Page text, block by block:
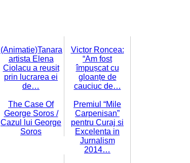
(Animatie)Tanara
artista Elena
Ciolacu a reusit
prin lucrarea ei
de…
Victor Roncea:
“Am fost
împușcat cu
gloanțe de
cauciuc de…
The Case Of
George Soros /
Cazul lui George
Soros
Premiul “Mile
Carpenisan”
pentru Curaj si
Excelenta in
Jurnalism
2014…